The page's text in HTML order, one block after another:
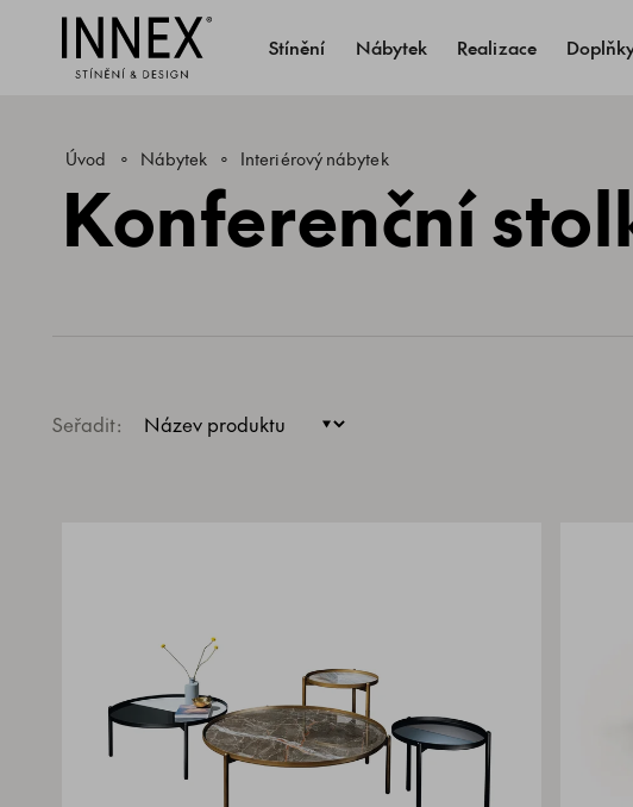
Stínění Nábytek Realizace
Úvod Nábytek Interiérový nábytek
Konferenční
Seřadit: